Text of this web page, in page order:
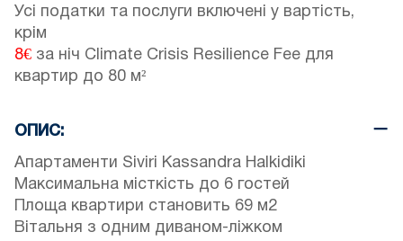
Усі податки та послуги включені у вартість,
крім
8€ за ніч Climate Crisis Resilience Fee для
квартир до 80 м²
ОПИС:
Апартаменти Siviri Kassandra Halkidiki
Максимальна місткість до 6 гостей
Площа квартири становить 69 м2
Вітальня з одним диваном-ліжком